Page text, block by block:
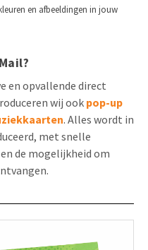
en afbeeldingen in jouw
en opvallende direct
wij ook pop-up
. Alles wordt in
met snelle
de mogelijkheid om